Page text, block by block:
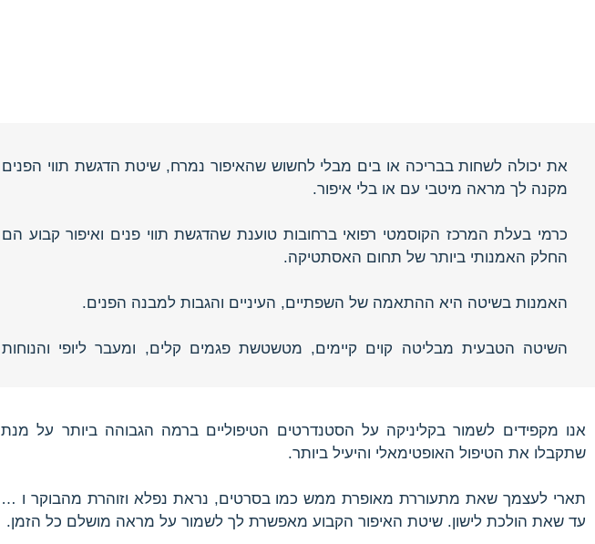
את יכולה לשחות בבריכה או בים מבלי לחשוש שהאיפור נמרח, שיטת הדגשת תווי הפנים
מקנה לך מראה מיטבי עם או בלי איפור.
כרמי בעלת המרכז הקוסמטי רפואי ברחובות טוענת שהדגשת תווי פנים ואיפור קבוע הם
החלק האמנותי ביותר של תחום האסתטיקה.
האמנות בשיטה היא ההתאמה של השפתיים, העיניים והגבות למבנה הפנים.
השיטה הטבעית מבליטה קוים קיימים, מטשטשת פגמים קלים, ומעבר ליופי והנוחות
אנו מקפידים לשמור בקליניקה על הסטנדרטים הטיפוליים ברמה הגבוהה ביותר על מנת
שתקבלו את הטיפול האופטימאלי והיעיל ביותר.
תארי לעצמך שאת מתעוררת מאופרת ממש כמו בסרטים, נראת נפלא וזוהרת מהבוקר ו …
עד שאת הולכת לישון. שיטת האיפור הקבוע מאפשרת לך לשמור על מראה מושלם כל הזמן.